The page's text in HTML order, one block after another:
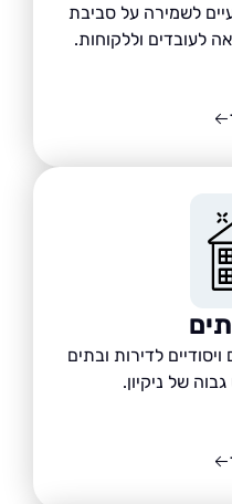
על סביבת
וללקוחות.
לדירות ובתים